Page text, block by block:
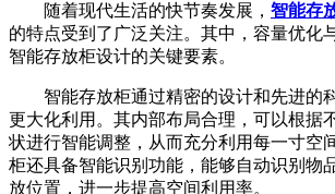
随着现代生活的快节奏发展， 智能存
的特点受到了广泛关注。其中，容量优化
智能存放柜设计的关键要素。
智能存放柜通过精密的设计和先进的
更大化利用。其内部布局合理，可以根据
状进行智能调整，从而充分利用每一寸空
柜还具备智能识别功能，能够自动识别物
放位置，进一步提高空间利用率。